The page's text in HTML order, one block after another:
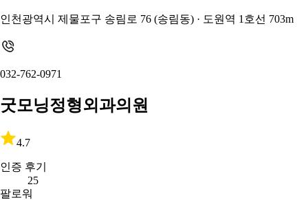
인천광역시 제물포구 송림로 76 (송림동) · 도원역 1호선 703m
032-762-0971
굿모닝정형외과의원
4.7
인증 후기
25
팔로워